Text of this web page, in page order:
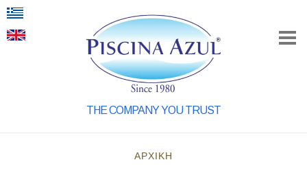
THE COMPANY YOU TRUST
ΑΡΧΙΚΗ